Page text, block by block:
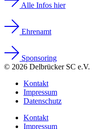
Alle Infos hier
Ehrenamt
Sponsoring
© 2026 Delbrücker SC e.V.
Kontakt
Impressum
Datenschutz
Kontakt
Impressum